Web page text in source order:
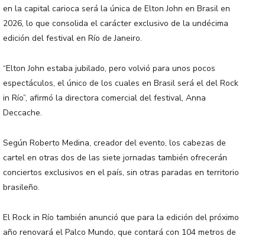
en la capital carioca será la única de Elton John en Brasil en
2026, lo que consolida el carácter exclusivo de la undécima
edición del festival en Río de Janeiro.
“Elton John estaba jubilado, pero volvió para unos pocos
espectáculos, el único de los cuales en Brasil será el del Rock
in Río”, afirmó la directora comercial del festival, Anna
Deccache.
Según Roberto Medina, creador del evento, los cabezas de
cartel en otras dos de las siete jornadas también ofrecerán
conciertos exclusivos en el país, sin otras paradas en territorio
brasileño.
El Rock in Río también anunció que para la edición del próximo
año renovará el Palco Mundo, que contará con 104 metros de